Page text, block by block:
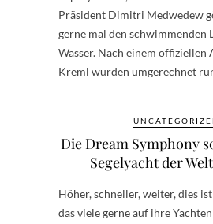
Präsident Dimitri Medwedew
gerne mal den schwimmenden
Wasser. Nach einem offiziellen
Kreml wurden umgerechnet
Die Dream Symphony
Segelyacht der
Höher, schneller, weiter, dies
das viele gerne auf ihre